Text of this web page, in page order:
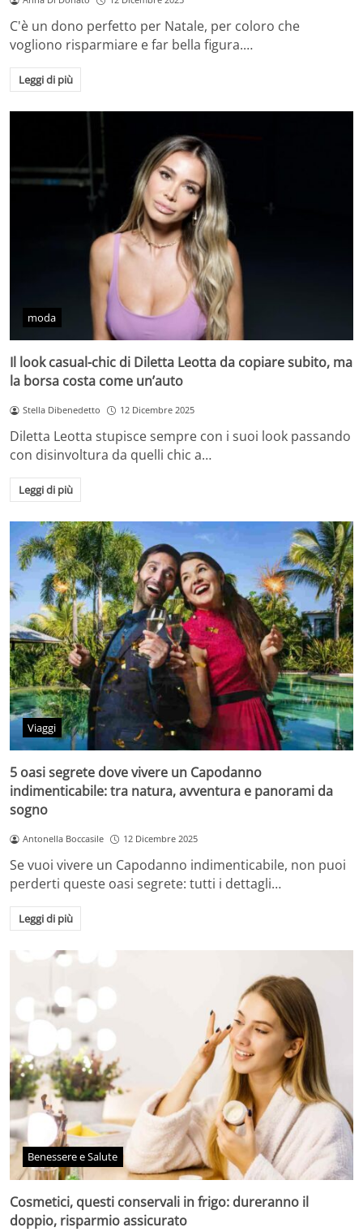
C'è un dono perfetto per Natale, per coloro che
vogliono risparmiare e far bella figura.…
Leggi di più
moda
Il look casual-chic di Diletta Leotta da copiare subito, ma
la borsa costa come un’auto
Stella Dibenedetto 12 Dicembre 2025
Diletta Leotta stupisce sempre con i suoi look passando
con disinvoltura da quelli chic a…
Leggi di più
Viaggi
5 oasi segrete dove vivere un Capodanno
indimenticabile: tra natura, avventura e panorami da
sogno
Antonella Boccasile 12 Dicembre 2025
Se vuoi vivere un Capodanno indimenticabile, non puoi
perderti queste oasi segrete: tutti i dettagli…
Leggi di più
Benessere e Salute
Cosmetici, questi conservali in frigo: dureranno il
doppio, risparmio assicurato